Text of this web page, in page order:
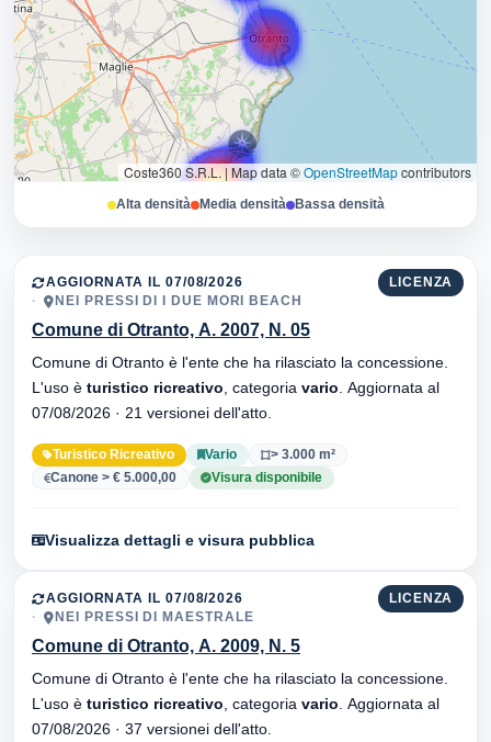
Coste360 S.R.L. | Map data ©OpenStreetMapcontributors
Alta densità Media densità Bassa densità
LICENZA
AGGIORNATA IL 07/08/2026
NEI PRESSI DI I DUE MORI BEACH
Comune di Otranto, A. 2007, N. 05
Comune di Otranto è l'ente che ha rilasciato la concessione.
L'uso è turistico ricreativo , categoria vario
07/08/2026 · 21 versionei dell'atto.
Turistico Ricreativo Vario
> 3.000 m²
Canone > € 5.000,00
Visura disponibile
Visualizza dettagli e visura pubblica
LICENZA
AGGIORNATA IL 07/08/2026
NEI PRESSI DI MAESTRALE
Comune di Otranto, A. 2009, N. 5
Comune di Otranto è l'ente che ha rilasciato la concessione.
L'uso è turistico ricreativo , categoria vario
07/08/2026 · 37 versionei dell'atto.